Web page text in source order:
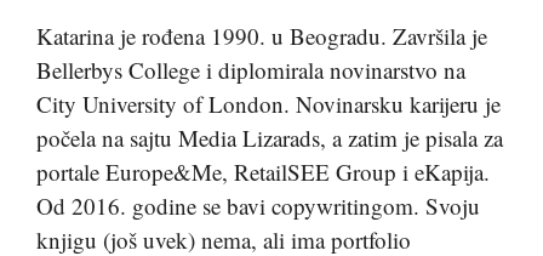
Katarina je rođena 1990. u Beogradu. Završila je
Bellerbys College i diplomirala novinarstvo na
City University of London. Novinarsku karijeru je
počela na sajtu Media Lizarads, a zatim je pisala za
portale Europe&Me, RetailSEE Group i eKapija.
Od 2016. godine se bavi copywritingom. Svoju
knjigu (još uvek) nema, ali ima portfolio